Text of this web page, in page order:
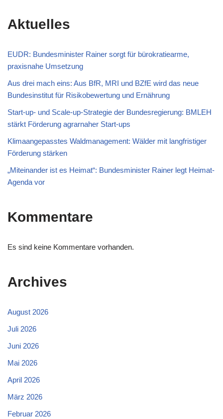
Aktuelles
EUDR: Bundesminister Rainer sorgt für bürokratiearme,
praxisnahe Umsetzung
Aus drei mach eins: Aus BfR, MRI und BZfE wird das neue
Bundesinstitut für Risikobewertung und Ernährung
Start-up- und Scale-up-Strategie der Bundesregierung: BMLEH
stärkt Förderung agrarnaher Start-ups
Klimaangepasstes Waldmanagement: Wälder mit langfristiger
Förderung stärken
„Miteinander ist es Heimat“: Bundesminister Rainer legt Heimat-
Agenda vor
Kommentare
Es sind keine Kommentare vorhanden.
Archives
August 2026
Juli 2026
Juni 2026
Mai 2026
April 2026
März 2026
Februar 2026